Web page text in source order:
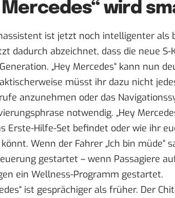
Mercedes“ wird
ist jetzt noch intelligenter als
dadurch abzeichnet, dass die neue
„Hey Mercedes“ kann nun
müsst ihr dazu nicht
anzunehmen oder das
notwendig. „Hey
Erste-Hilfe-Set befindet oder wie ihr
Wenn der Fahrer „Ich bin müde“
gestartet – wenn Passagiere
ein Wellness-Programm gestartet.
ist gesprächiger als früher. Der